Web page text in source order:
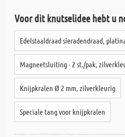
Voor dit knutselidee hebt u
Edelstaaldraad sieradendraad,
Magneetsluiting - 2 st./pak,
Knijpkralen Ø 2 mm, zilverkleurig
Speciale tang voor knijpkralen